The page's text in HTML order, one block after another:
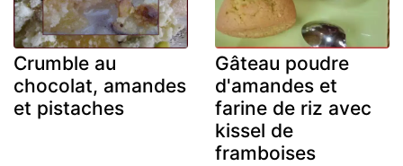
Crumble au
chocolat, amandes
et pistaches
Gâteau poudre
d'amandes et
farine de riz avec
kissel de
framboises